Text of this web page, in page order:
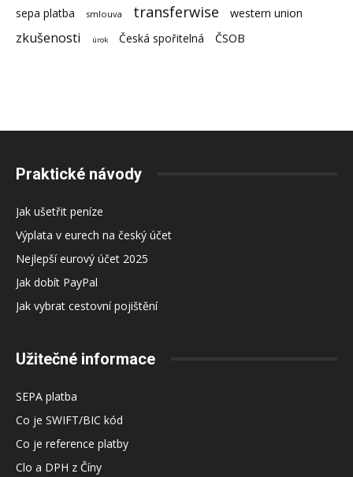
sepa platba smlouva transferwise western union
zkušenosti úrok Česká spořitelná ČSOB
Praktické návody
Jak ušetřit peníze
Výplata v eurech na český účet
Nejlepší eurový účet 2025
Jak dobít PayPal
Jak vybrat cestovní pojištění
Užitečné informace
SEPA platba
Co je SWIFT/BIC kód
Co je reference platby
Clo a DPH z Číny